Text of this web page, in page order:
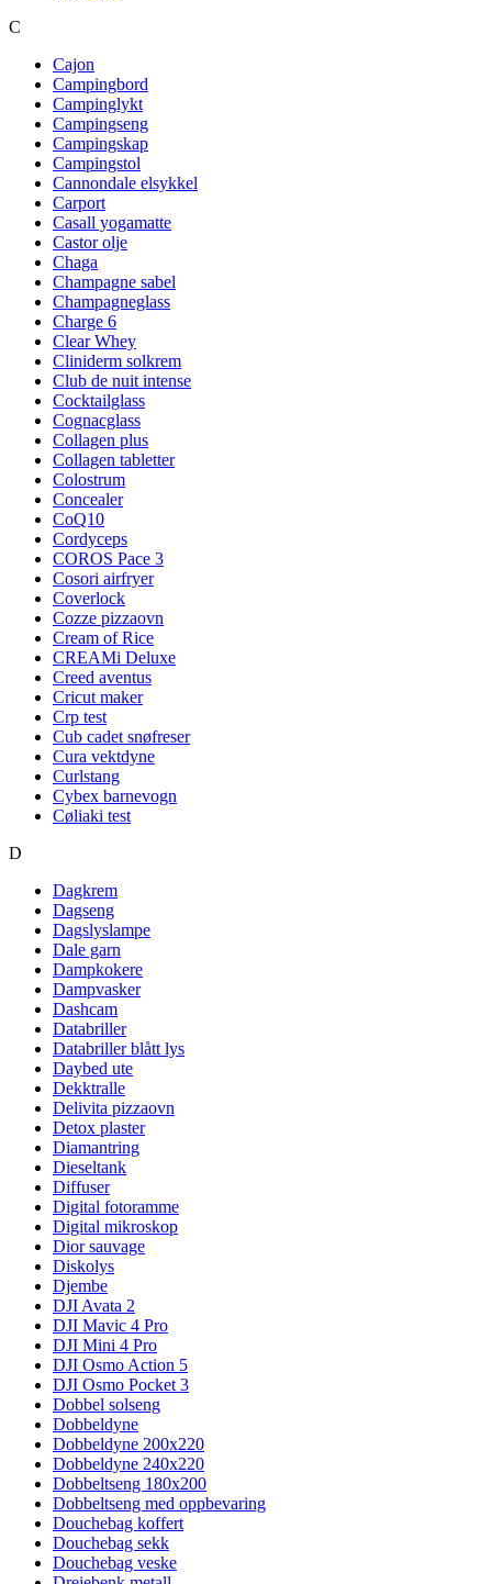
C
Cajon
Campingbord
Campinglykt
Campingseng
Campingskap
Campingstol
Cannondale elsykkel
Carport
Casall yogamatte
Castor olje
Chaga
Champagne sabel
Champagneglass
Charge 6
Clear Whey
Cliniderm solkrem
Club de nuit intense
Cocktailglass
Cognacglass
Collagen plus
Collagen tabletter
Colostrum
Concealer
CoQ10
Cordyceps
COROS Pace 3
Cosori airfryer
Coverlock
Cozze pizzaovn
Cream of Rice
CREAMi Deluxe
Creed aventus
Cricut maker
Crp test
Cub cadet snøfreser
Cura vektdyne
Curlstang
Cybex barnevogn
Cøliaki test
D
Dagkrem
Dagseng
Dagslyslampe
Dale garn
Dampkokere
Dampvasker
Dashcam
Databriller
Databriller blått lys
Daybed ute
Dekktralle
Delivita pizzaovn
Detox plaster
Diamantring
Dieseltank
Diffuser
Digital fotoramme
Digital mikroskop
Dior sauvage
Diskolys
Djembe
DJI Avata 2
DJI Mavic 4 Pro
DJI Mini 4 Pro
DJI Osmo Action 5
DJI Osmo Pocket 3
Dobbel solseng
Dobbeldyne
Dobbeldyne 200x220
Dobbeldyne 240x220
Dobbeltseng 180x200
Dobbeltseng med oppbevaring
Douchebag koffert
Douchebag sekk
Douchebag veske